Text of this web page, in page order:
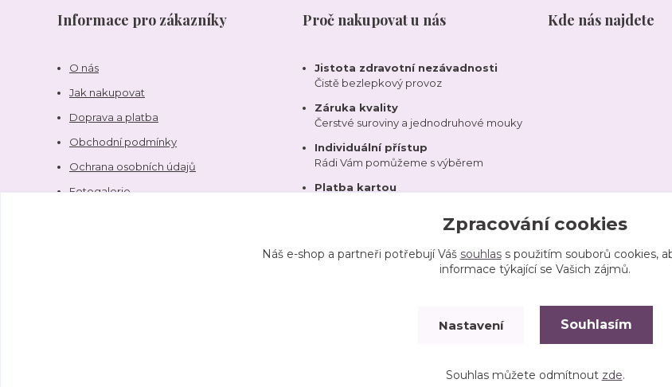
Informace pro zákazníky
O nás
Jak nakupovat
Doprava a platba
Obchodní podmínky
Ochrana osobních údajů
Fotogalerie
Proč nakupovat u nás
Jistota zdravotní nezávadnosti
Čistě bezlepkový provoz
Záruka kvality
Čerstvé suroviny a jednodruhové mouky
Individuální přístup
Rádi Vám pomůžeme s výběrem
Platba kartou
Kde nás najdete
Zpracování cookies
Náš e-shop a partneři potřebují Váš souhlass použitím souborů cookies,
informace týkající se Vašich zájmů.
Nastavení Souhlasím
Souhlas můžete odmítnout zde.